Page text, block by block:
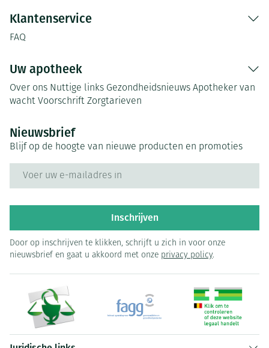
Klantenservice
FAQ
Uw apotheek
Over ons Nuttige links Gezondheidsnieuws Apotheker van
wacht Voorschrift Zorgtarieven
Nieuwsbrief
Blijf op de hoogte van nieuwe producten en promoties
Inschrijven
Door op inschrijven te klikken, schrijft u zich in voor onze
nieuwsbrief en gaat u akkoord met onze privacy policy.